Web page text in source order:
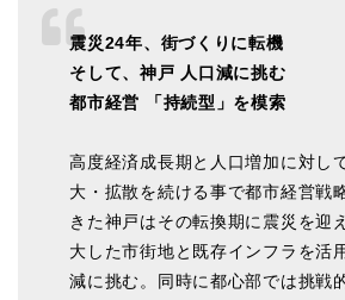
震災24年、街づくりに転機
そして、神戸 人口減に挑む
都市経営 「持続型」を模索
高度経済成長期と人口増加に対し
大・拡散を続ける事で都市経営戦
きた神戸はその転換期に震災を迎
大した市街地と既存インフラを活
減に挑む。同時に都心部では挑戦